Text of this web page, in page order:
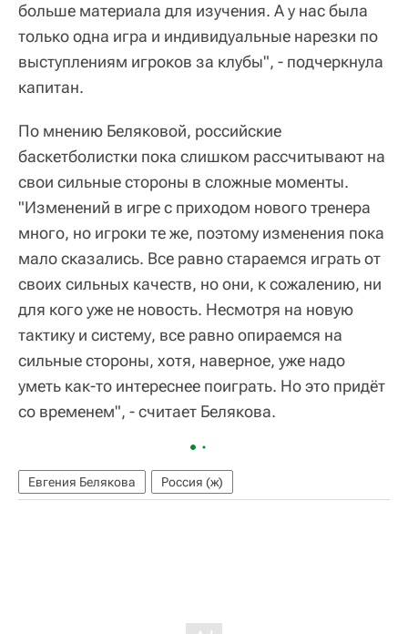
больше материала для изучения. А у нас была
только одна игра и индивидуальные нарезки по
выступлениям игроков за клубы", - подчеркнула
капитан.
По мнению Беляковой, российские
баскетболистки пока слишком рассчитывают на
свои сильные стороны в сложные моменты.
"Изменений в игре с приходом нового тренера
много, но игроки те же, поэтому изменения пока
мало сказались. Все равно стараемся играть от
своих сильных качеств, но они, к сожалению, ни
для кого уже не новость. Несмотря на новую
тактику и систему, все равно опираемся на
сильные стороны, хотя, наверное, уже надо
уметь как-то интереснее поиграть. Но это придёт
со временем", - считает Белякова.
Евгения Белякова Россия (ж)